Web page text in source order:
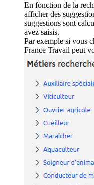
En fonction de la
afficher des
suggestions sont
avez saisis.
Par exemple si vous
France Travail peut